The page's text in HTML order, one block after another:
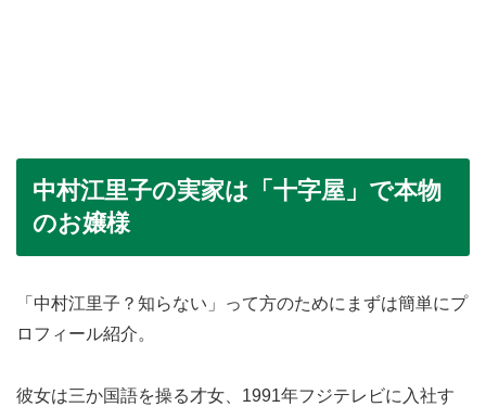
中村江里子の実家は「十字屋」で本物
のお嬢様
「中村江里子？知らない」って方のためにまずは簡単にプ
ロフィール紹介。
彼女は三か国語を操る才女、1991年フジテレビに入社す